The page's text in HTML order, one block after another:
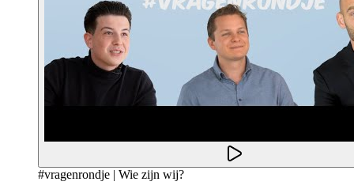
#vragenrondje | Wie zijn wij?